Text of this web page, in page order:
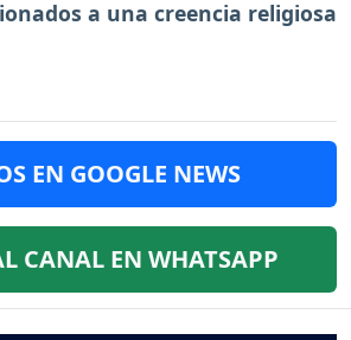
a una creencia religiosa
EN GOOGLE NEWS
CANAL EN WHATSAPP